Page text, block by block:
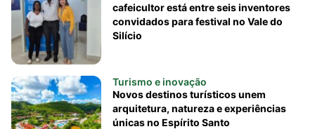
cafeicultor está entre seis inventores
convidados para festival no Vale do
Silício
Turismo e inovação
Novos destinos turísticos unem
arquitetura, natureza e experiências
únicas no Espírito Santo